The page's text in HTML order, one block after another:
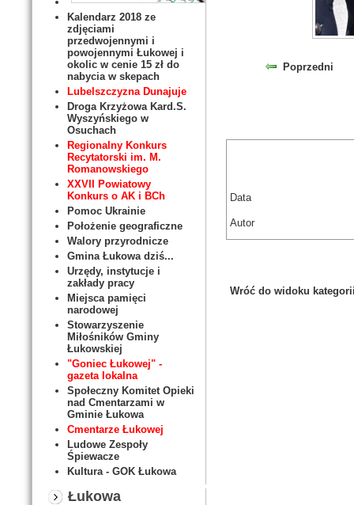
Kalendarz 2018 ze
zdjęciami
przedwojennymi i
powojennymi Łukowej i
okolic w cenie 15 zł do
nabycia w skepach
Lubelszczyzna Dunajuje
Droga Krzyżowa Kard.S.
Wyszyńskiego w
Osuchach
Regionalny Konkurs
Recytatorski im. M.
Romanowskiego
XXVII Powiatowy
Konkurs o AK i BCh
Pomoc Ukrainie
Położenie geograficzne
Walory przyrodnicze
Gmina Łukowa dziś...
Urzędy, instytucje i
zakłady pracy
Miejsca pamięci
narodowej
Stowarzyszenie
Miłośników Gminy
Łukowskiej
"Goniec Łukowej" -
gazeta lokalna
Społeczny Komitet Opieki
nad Cmentarzami w
Gminie Łukowa
Cmentarze Łukowej
Ludowe Zespoły
Śpiewacze
Kultura - GOK Łukowa
Łukowa
Poprzedni
Data
Autor
Wróć do widoku